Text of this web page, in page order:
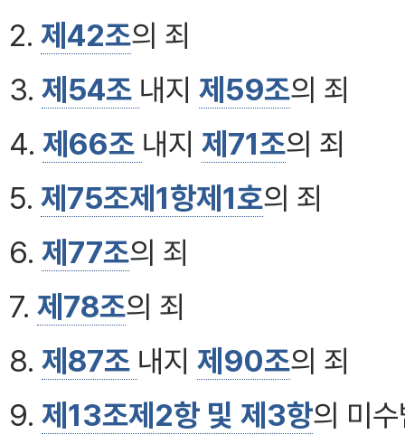
2. 제42조의 죄
3. 제54조 내지 제59조의 죄
4. 제66조 내지 제71조의 죄
5. 제75조제1항제1호의 죄
6. 제77조의 죄
7. 제78조의 죄
8. 제87조 내지 제90조의 죄
9. 제13조제2항 및 제3항의 미